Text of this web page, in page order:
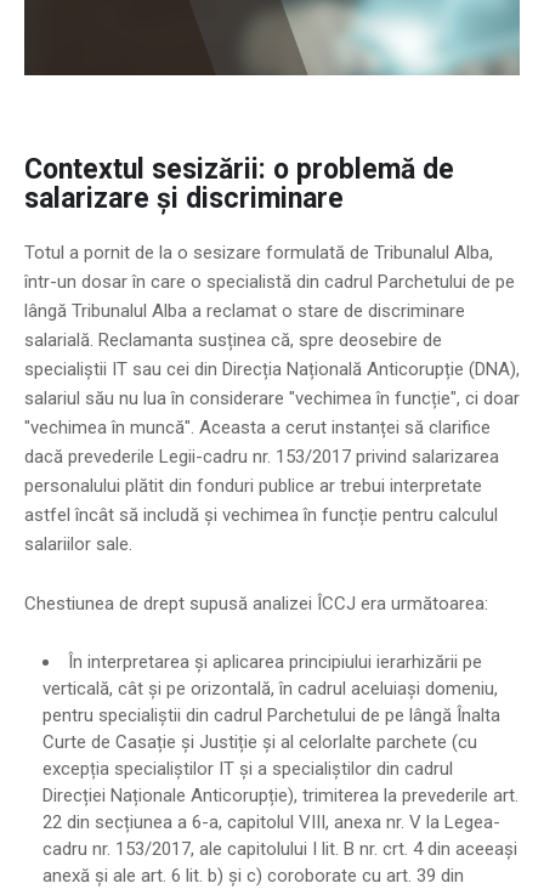
Contextul sesizării: o problemă de
salarizare și discriminare
Totul a pornit de la o sesizare formulată de Tribunalul Alba,
într-un dosar în care o specialistă din cadrul Parchetului de pe
lângă Tribunalul Alba a reclamat o stare de discriminare
salarială. Reclamanta susținea că, spre deosebire de
specialiștii IT sau cei din Direcția Națională Anticorupție (DNA),
salariul său nu lua în considerare "vechimea în funcție", ci doar
"vechimea în muncă". Aceasta a cerut instanței să clarifice
dacă prevederile Legii-cadru nr. 153/2017 privind salarizarea
personalului plătit din fonduri publice ar trebui interpretate
astfel încât să includă și vechimea în funcție pentru calculul
salariilor sale.
Chestiunea de drept supusă analizei ÎCCJ era următoarea:
În interpretarea și aplicarea principiului ierarhizării pe
verticală, cât și pe orizontală, în cadrul aceluiași domeniu,
pentru specialiștii din cadrul Parchetului de pe lângă Înalta
Curte de Casație și Justiție și al celorlalte parchete (cu
excepția specialiștilor IT și a specialiștilor din cadrul
Direcției Naționale Anticorupție), trimiterea la prevederile art.
22 din secțiunea a 6-a, capitolul VIII, anexa nr. V la Legea-
cadru nr. 153/2017, ale capitolului I lit. B nr. crt. 4 din aceeași
anexă și ale art. 6 lit. b) și c) coroborate cu art. 39 din